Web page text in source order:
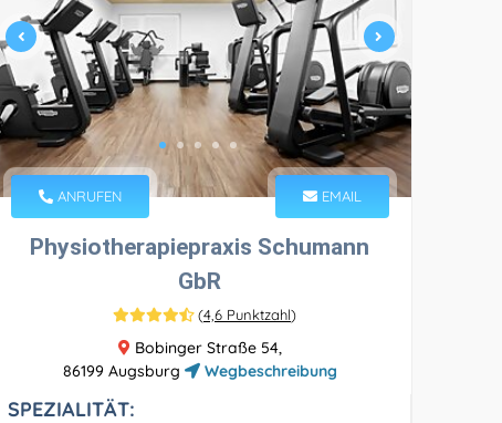
ANRUFEN EMAIL
Physiotherapiepraxis Schumann
GbR
(4,6 Punktzahl)
Bobinger Straße 54,
86199 Augsburg
Wegbeschreibung
SPEZIALITÄT: